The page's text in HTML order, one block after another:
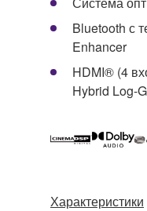
Bluetooth с
Enhancer
HDMI® (4
Hybrid Log-
Характеристики